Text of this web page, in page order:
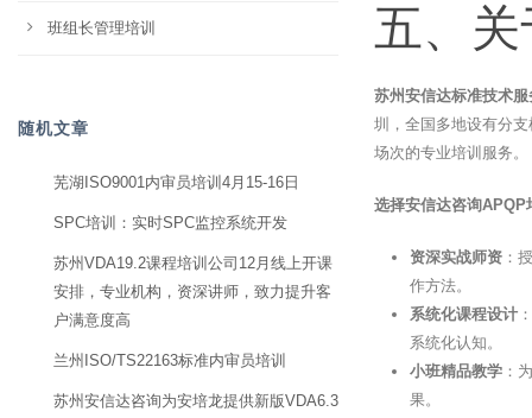
五、
苏州安信达标准技术
圳，全国多地设有分
场次的专业培训服务。
选择安信达咨询APQP
资深实战师资 ：
作方法。
系统化课程设计
系统化认知。
小班精品教学 ：
果。
班组长管理培训
随机文章
芜湖ISO9001内审员培训4月15-16日
SPC培训：实时SPC监控系统开发
苏州VDA19.2课程培训公司12月线上开课
安排，专业机构，资深讲师，致力提升客
户满意度高
兰州ISO/TS22163标准内审员培训
苏州安信达咨询为安培龙提供新版VDA6.3